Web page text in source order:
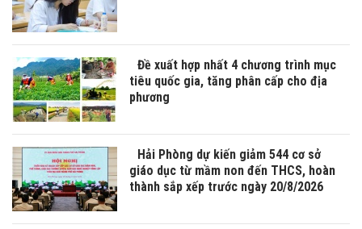
Đề xuất hợp nhất 4 chương trình mục
tiêu quốc gia, tăng phân cấp cho địa
phương
Hải Phòng dự kiến giảm 544 cơ sở
giáo dục từ mầm non đến THCS, hoàn
thành sắp xếp trước ngày 20/8/2026